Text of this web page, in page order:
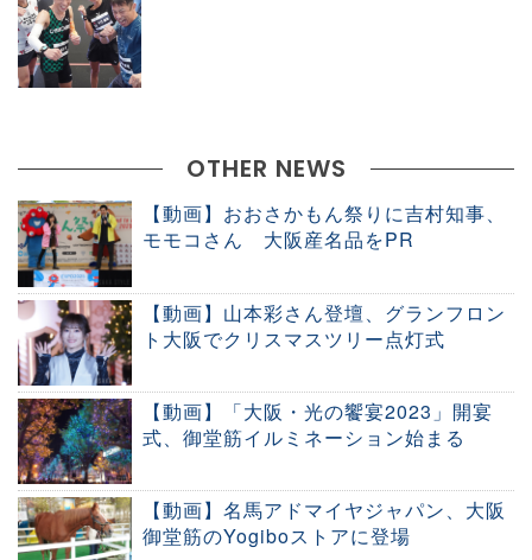
OTHER NEWS
【動画】おおさかもん祭りに吉村知事、
モモコさん 大阪産名品をPR
【動画】山本彩さん登壇、グランフロン
ト大阪でクリスマスツリー点灯式
【動画】「大阪・光の饗宴2023」開宴
式、御堂筋イルミネーション始まる
【動画】名馬アドマイヤジャパン、大阪
御堂筋のYogiboストアに登場